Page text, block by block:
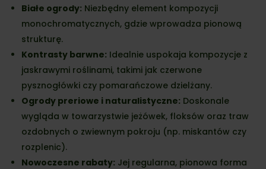
Białe ogrody: Niezbędny element kompozycji
monochromatycznych, gdzie wprowadza pionową
strukturę.
Kontrasty barwne: Idealnie uspokaja kompozycje z
jaskrawymi roślinami, takimi jak czerwone
pysznogłówki czy pomarańczowe dzielżany.
Ogrody preriowe i naturalistyczne: Doskonale
wygląda w towarzystwie jeżówek, floksów oraz traw
ozdobnych o zwiewnym pokroju (np. miskantów czy
rozplenic).
Nowoczesne rabaty: Jej regularna, pionowa forma